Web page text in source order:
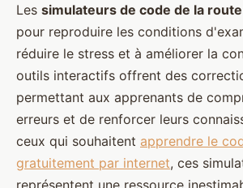
Les simulateurs de code de la route
pour reproduire les conditions
réduire le stress et à améliorer la
outils interactifs offrent des
permettant aux apprenants de
erreurs et de renforcer leurs
ceux qui souhaitent apprendre le
gratuitement par internet, ces